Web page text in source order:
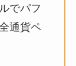
でパフ
通貨ペ